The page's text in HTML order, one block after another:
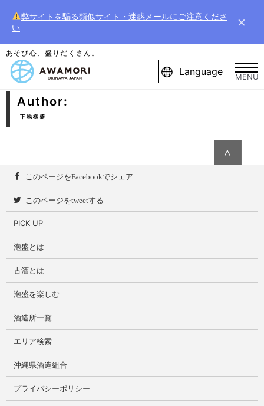
弊サイトを騙る類似サイト・迷惑メールにご注意くださ
い
×
あそび心、盛りだくさん。
Language MENU
Author:
下地柳盛
∧
このページをFacebookでシェア
このページをtweetする
PICK UP
泡盛とは
古酒とは
泡盛を楽しむ
酒造所一覧
エリア検索
沖縄県酒造組合
プライバシーポリシー